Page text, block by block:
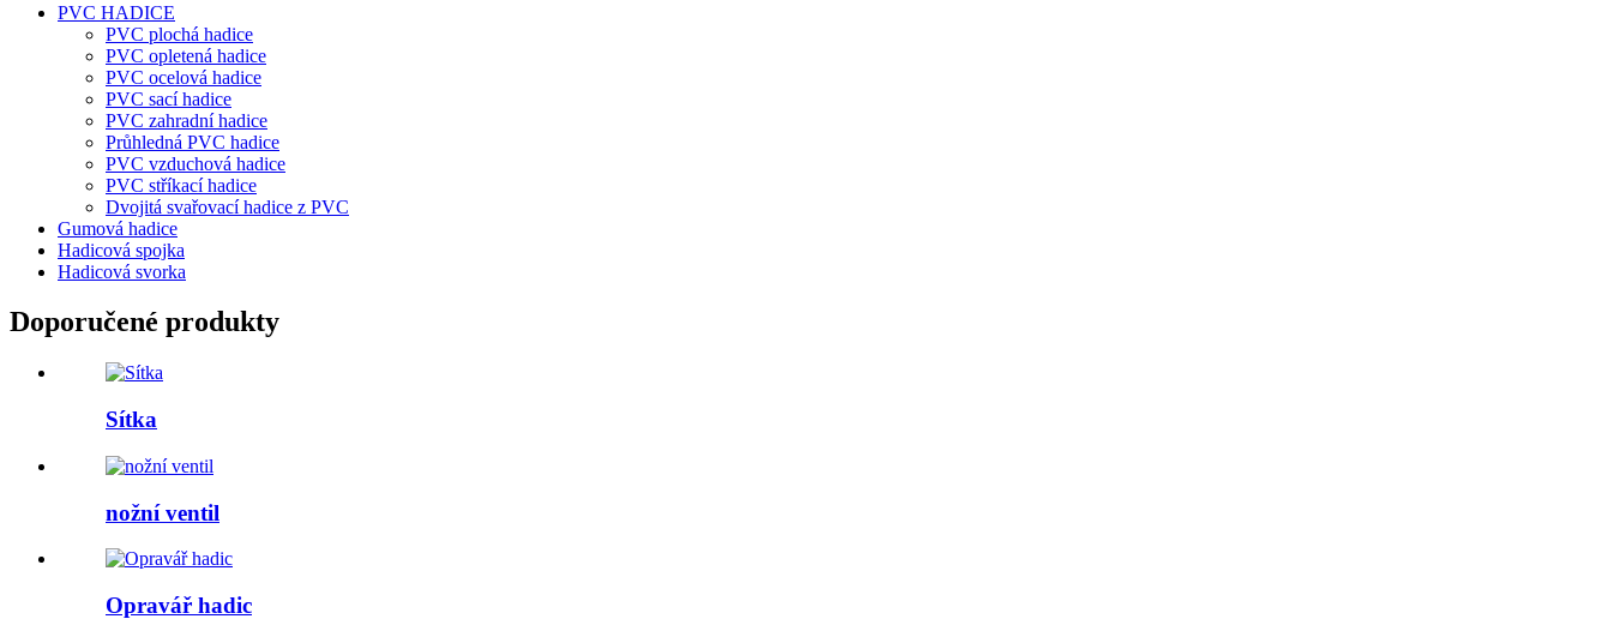
PVC HADICE
PVC plochá hadice
PVC opletená hadice
PVC ocelová hadice
PVC sací hadice
PVC zahradní hadice
Průhledná PVC hadice
PVC vzduchová hadice
PVC stříkací hadice
Dvojitá svařovací hadice z PVC
Gumová hadice
Hadicová spojka
Hadicová svorka
Doporučené produkty
Sítka
nožní ventil
Opravář hadic